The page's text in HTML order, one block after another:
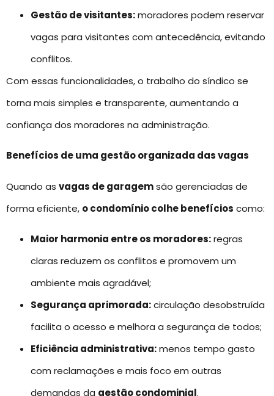
Gestão de visitantes:moradores podem reservar
vagas para visitantes com antecedência, evitando
conflitos.
Com essas funcionalidades, o trabalho do síndico se
torna mais simples e transparente, aumentando a
confiança dos moradores na administração.
Benefícios de uma gestão organizada das vagas
Quando as vagas de garagemsão gerenciadas de
forma eficiente, o condomínio colhe benefícios como:
Maior harmonia entre os moradores:regras
claras reduzem os conflitos e promovem um
ambiente mais agradável;
Segurança aprimorada:circulação desobstruída
facilita o acesso e melhora a segurança de todos;
Eficiência administrativa:menos tempo gasto
com reclamações e mais foco em outras
demandas da gestão condominial.